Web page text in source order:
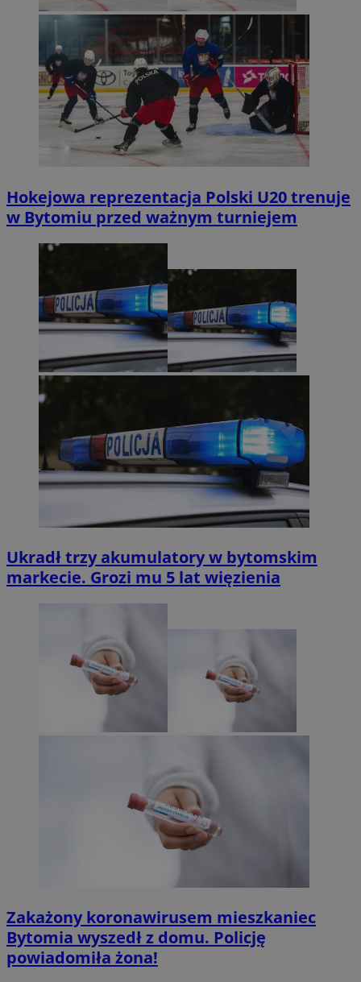
Hokejowa reprezentacja Polski U20 trenuje
w Bytomiu przed ważnym turniejem
Ukradł trzy akumulatory w bytomskim
markecie. Grozi mu 5 lat więzienia
Zakażony koronawirusem mieszkaniec
Bytomia wyszedł z domu. Policję
powiadomiła żona!